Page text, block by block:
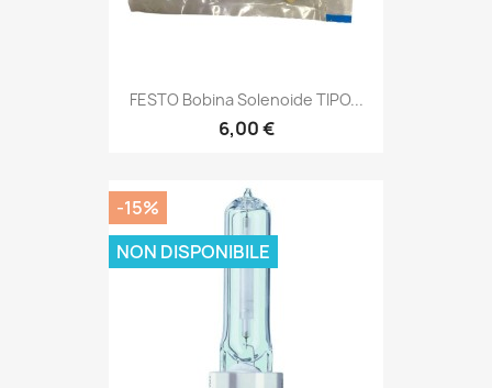
FESTO Bobina Solenoide TIPO...
6,00 €
-15%
NON DISPONIBILE